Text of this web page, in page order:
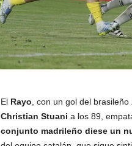
El Rayo , con un gol del brasileño
Christian Stuani a los 89,
conjunto madrileño diese un